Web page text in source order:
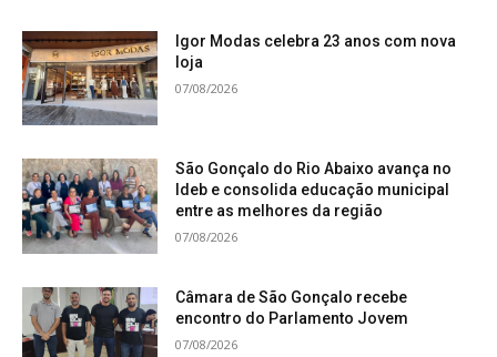
Igor Modas celebra 23 anos com nova
loja
07/08/2026
São Gonçalo do Rio Abaixo avança no
Ideb e consolida educação municipal
entre as melhores da região
07/08/2026
Câmara de São Gonçalo recebe
encontro do Parlamento Jovem
07/08/2026